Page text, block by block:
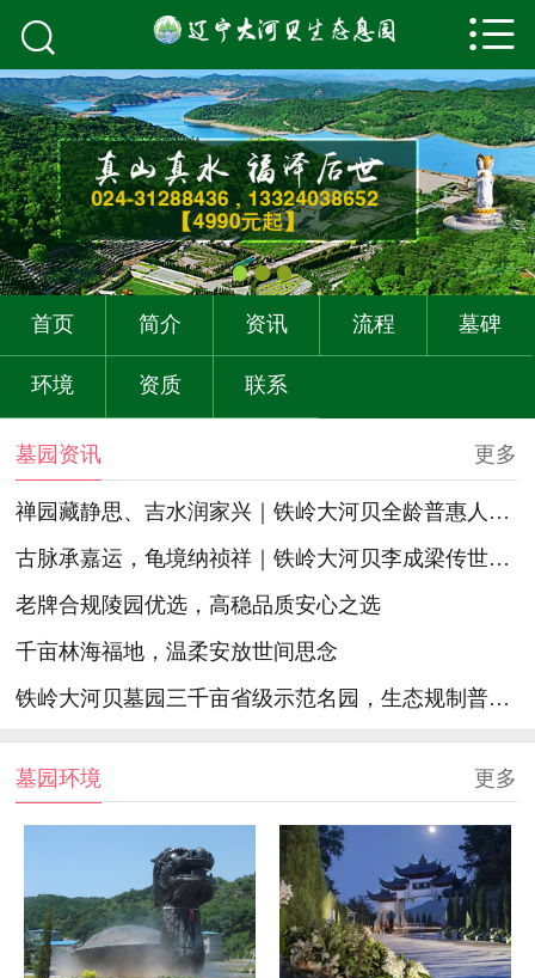

关于我们
墓园资讯
购墓流程
墓碑展示
墓园环境
 
首页 简介 资讯 流程 墓碑
环境 资质 联系
墓园资讯 更多
禅园藏静思、吉水润家兴｜铁岭大河贝全龄普惠人文生态标杆陵园
古脉承嘉运，龟境纳祯祥｜铁岭大河贝李成梁传世祖脉生态陵园
老牌合规陵园优选，高稳品质安心之选
千亩林海福地，温柔安放世间思念
铁岭大河贝墓园三千亩省级示范名园，生态规制普惠精护安心福地
墓园环境 更多